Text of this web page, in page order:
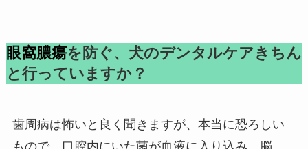
眼窩膿瘍を防ぐ、犬のデンタルケアきちん
と行っていますか？
歯周病は怖いと良く聞きますが、本当に恐ろしい